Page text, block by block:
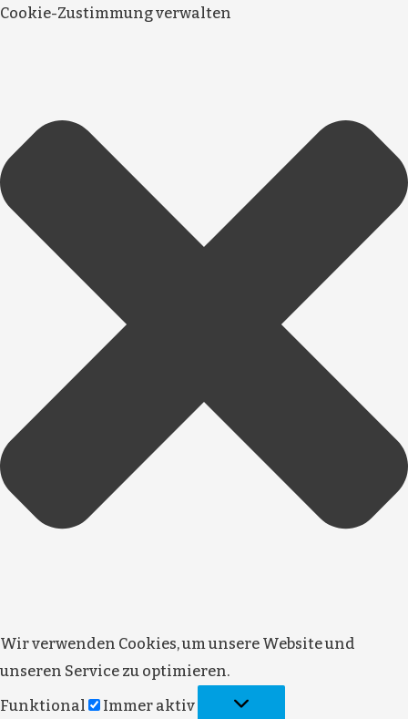
Cookie-Zustimmung verwalten
Wir verwenden Cookies, um unsere Website und
unseren Service zu optimieren.
Funktional
Funktional
Immer aktiv